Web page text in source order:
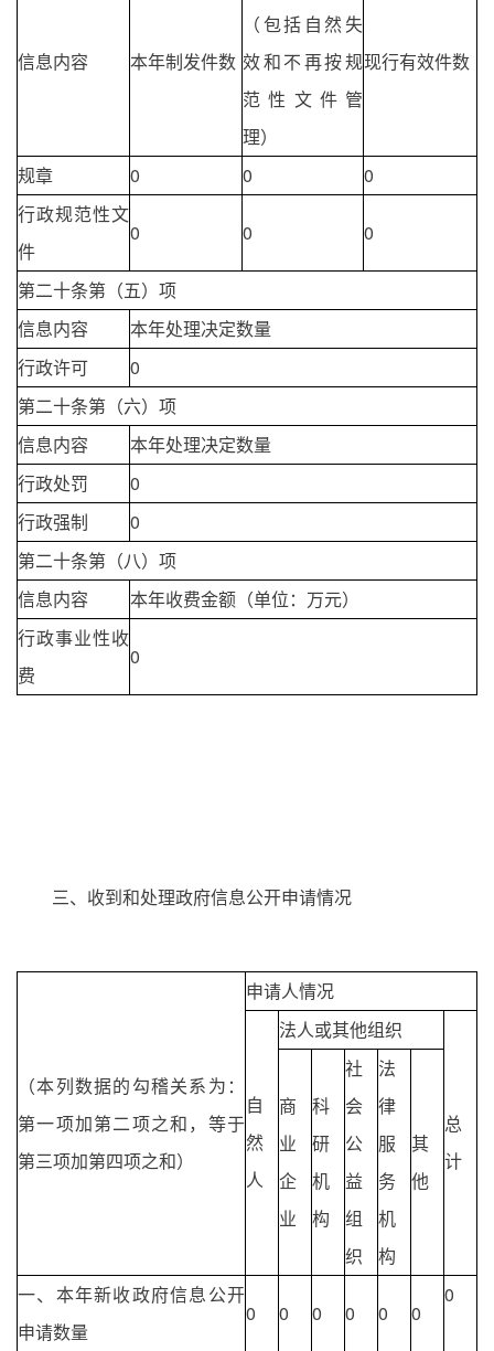
信息内容 本年制发件数
（包括自然失
效和不再按规
范性文件管
理）
现行有效件数
规章 0 0
0
行政规范性文
件
0 0 0
第二十条第（五）项
信息内容
本年处理决定数量
行政许可
0
第二十条第（六）项
信息内容
本年处理决定数量
行政处罚
0
行政强制
0
第二十条第（八）项
信息内容
本年收费金额（单位：万元）
行政事业性收
费
0
三、收到和处理政府信息公开申请情况
（本列数据的勾稽关系为：
第一项加第二项之和，等于
第三项加第四项之和）
申请人情况
自
然
人
法人或其他组织
总
计
商
业
企
业
科
研
机
构
社
会
公
益
组
织
法
律
服
务
机
构
其
他
一、本年新收政府信息公开
申请数量
0 0 0 0 0 0
0